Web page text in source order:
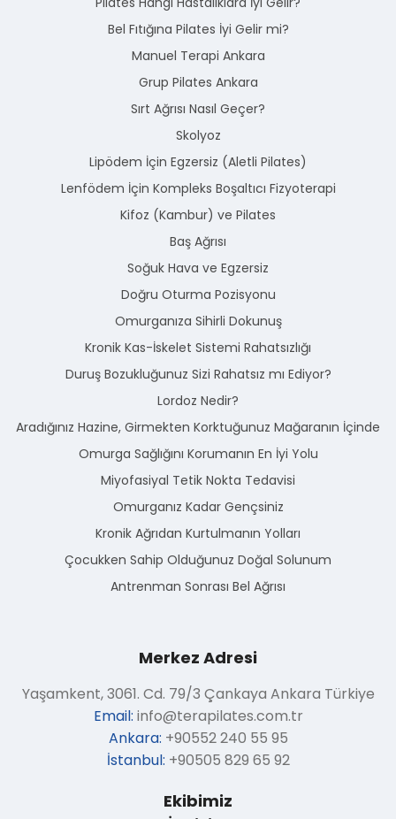
Bel Fıtığına Pilates İyi Gelir mi?
Manuel Terapi Ankara
Grup Pilates Ankara
Sırt Ağrısı Nasıl Geçer?
Skolyoz
Lipödem İçin Egzersiz (Aletli Pilates)
Lenfödem İçin Kompleks Boşaltıcı Fizyoterapi
Kifoz (Kambur) ve Pilates
Baş Ağrısı
Soğuk Hava ve Egzersiz
Doğru Oturma Pozisyonu
Omurganıza Sihirli Dokunuş
Kronik Kas-İskelet Sistemi Rahatsızlığı
Duruş Bozukluğunuz Sizi Rahatsız mı Ediyor?
Lordoz Nedir?
Aradığınız Hazine, Girmekten Korktuğunuz Mağaranın İçinde
Omurga Sağlığını Korumanın En İyi Yolu
Miyofasiyal Tetik Nokta Tedavisi
Omurganız Kadar Gençsiniz
Kronik Ağrıdan Kurtulmanın Yolları
Çocukken Sahip Olduğunuz Doğal Solunum
Antrenman Sonrası Bel Ağrısı
Merkez Adresi
Yaşamkent, 3061. Cd. 79/3 Çankaya Ankara Türkiye
Email: info@terapilates.com.tr
Ankara: +90552 240 55 95
İstanbul: +90505 829 65 92
Ekibimiz